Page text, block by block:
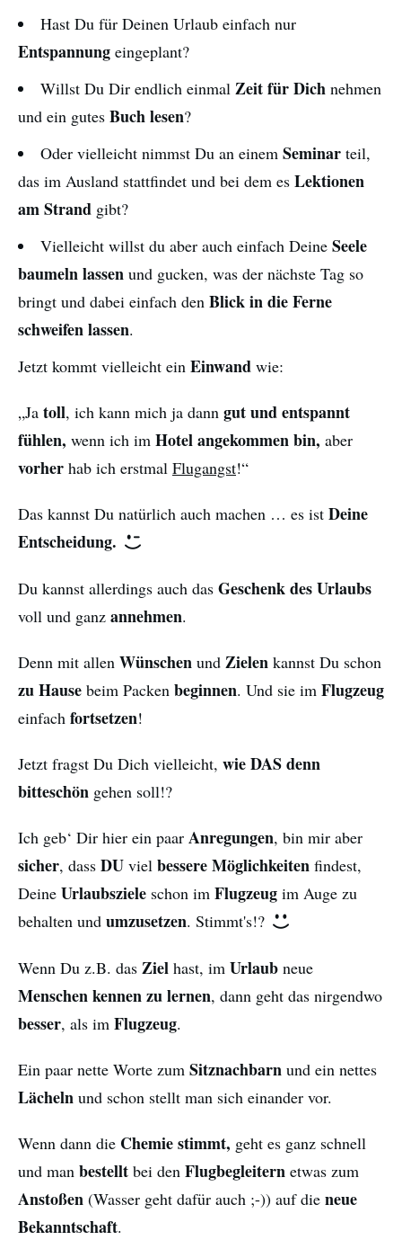
Hast Du für Deinen Urlaub einfach nur
Entspannung eingeplant?
Willst Du Dir endlich einmal Zeit für Dich nehmen
und ein gutes Buch lesen?
Oder vielleicht nimmst Du an einem Seminar teil,
das im Ausland stattfindet und bei dem es Lektionen
am Strand gibt?
Vielleicht willst du aber auch einfach Deine Seele
baumeln lassen und gucken, was der nächste Tag so
bringt und dabei einfach den Blick in die Ferne
schweifen lassen.
Jetzt kommt vielleicht ein Einwand wie:
„Ja toll, ich kann mich ja dann gut und entspannt
fühlen, wenn ich im Hotel angekommen bin, aber
vorher hab ich erstmal Flugangst!“
Das kannst Du natürlich auch machen … es ist Deine
Entscheidung.
Du kannst allerdings auch das Geschenk des Urlaubs
voll und ganz annehmen.
Denn mit allen Wünschen und Zielen kannst Du schon
zu Hause beim Packen beginnen. Und sie im Flugzeug
einfach fortsetzen!
Jetzt fragst Du Dich vielleicht, wie DAS denn
bitteschön gehen soll!?
Ich geb‘ Dir hier ein paar Anregungen, bin mir aber
sicher, dass DU viel bessere Möglichkeiten findest,
Deine Urlaubsziele schon im Flugzeug im Auge zu
behalten und umzusetzen. Stimmt's!?
Wenn Du z.B. das Ziel hast, im Urlaub neue
Menschen kennen zu lernen, dann geht das nirgendwo
besser, als im Flugzeug.
Ein paar nette Worte zum Sitznachbarn und ein nettes
Lächeln und schon stellt man sich einander vor.
Wenn dann die Chemie stimmt, geht es ganz schnell
und man bestellt bei den Flugbegleitern etwas zum
Anstoßen (Wasser geht dafür auch ;-)) auf die neue
Bekanntschaft.